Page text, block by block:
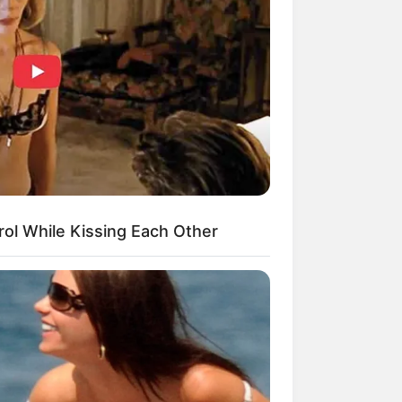
Lucu Seputar Malam
ala Jomblo yang Bikin
Desain Kanopi Tempat
Serasa Beristirahat di
Raja
While Kissing Each Other